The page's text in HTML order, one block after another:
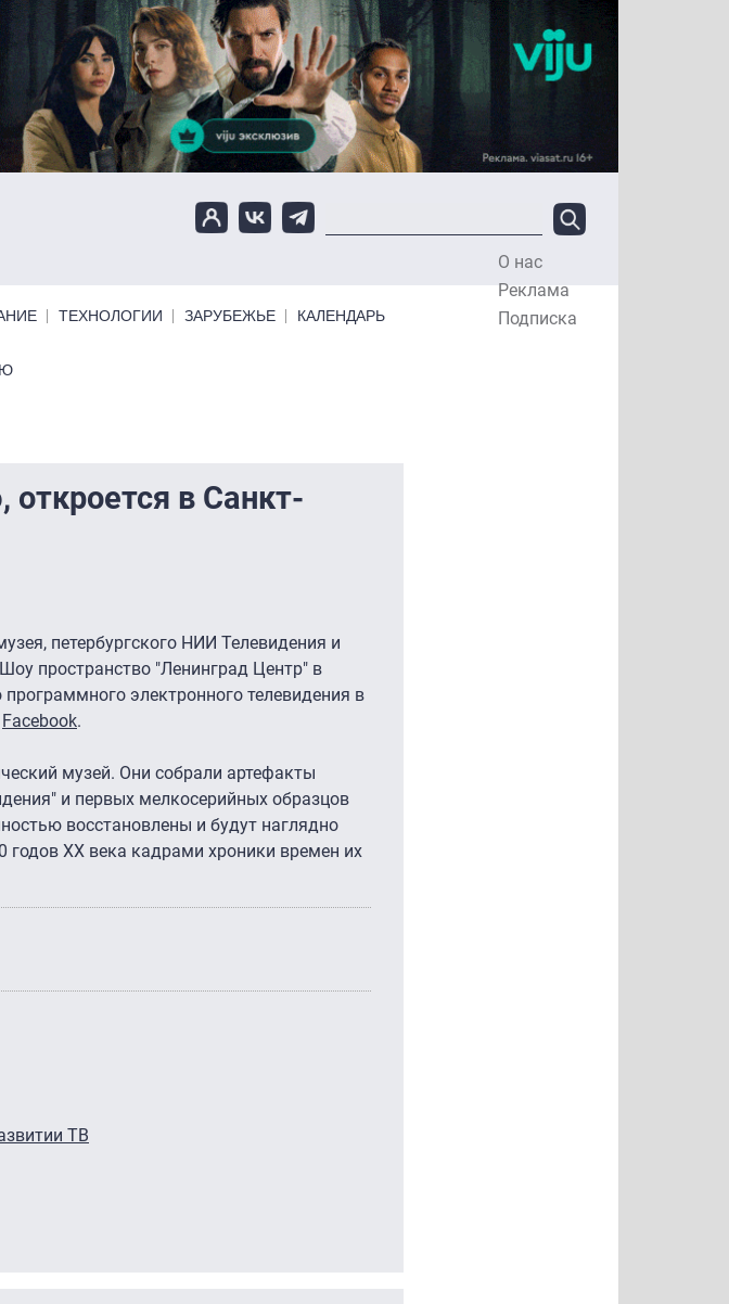
О нас
Реклама
Подписка
ТЕХНОЛОГИИ ЗАРУБЕЖЬЕ КАЛЕНДАРЬ
в Санкт-
петербургского НИИ Телевидения и
пространство "Ленинград Центр" в
электронного телевидения в
Facebook.
музей. Они собрали артефакты
и первых мелкосерийных образцов
восстановлены и будут наглядно
годов XX века кадрами хроники времен их
ТВ